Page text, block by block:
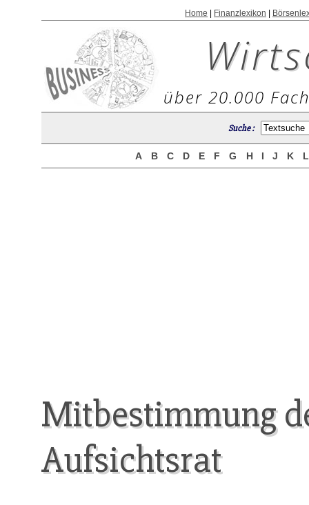
Home Finanzlexikon
über 20.000
Suche :
A B C D E F G H I J K
Mitbestimmung
Aufsichtsrat